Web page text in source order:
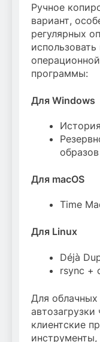
Ручное
вариант,
регулярных
программы:
Для Windows
Для macOS
Time
Для Linux
Déjà
rsync +
Для
клиентские